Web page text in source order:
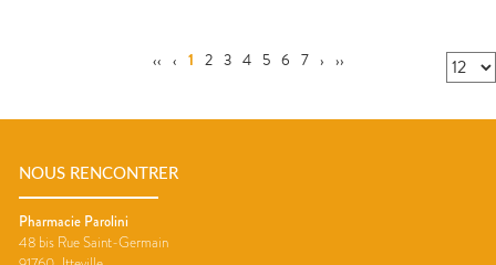
‹‹ ‹ 1 2 3 4 5 6 7 › ››
NOUS RENCONTRER
Pharmacie Parolini
48 bis Rue Saint-Germain